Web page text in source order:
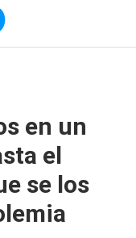
en un
el
se los